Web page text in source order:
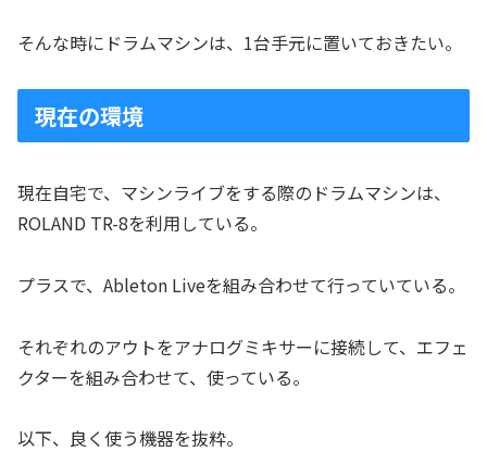
そんな時にドラムマシンは、1台手元に置いておきたい。
現在の環境
現在自宅で、マシンライブをする際のドラムマシンは、
ROLAND TR-8を利用している。
プラスで、Ableton Liveを組み合わせて行っていている。
それぞれのアウトをアナログミキサーに接続して、エフェ
クターを組み合わせて、使っている。
以下、良く使う機器を抜粋。